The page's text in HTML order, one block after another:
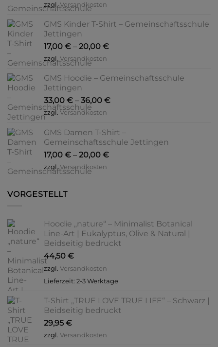
zzgl.Versandkosten
GMS Kinder T-Shirt – Gemeinschaftsschule
Jettingen
17,00 € – 20,00 €
zzgl.Versandkosten
GMS Hoodie – Gemeinschaftsschule
Jettingen
33,00 € – 36,00 €
zzgl. Versandkosten
GMS Damen T-Shirt –
Gemeinschaftsschule Jettingen
17,00 € – 20,00 €
zzgl.Versandkosten
VORGESTELLT
Hoodie „nature“ – Minimalist Botanical
Line-Art | Eukalyptus, Olive & Natural |
Beidseitig bedruckt
44,50 €
zzgl. Versandkosten
Lieferzeit: 2-3 Werktage
T-Shirt „TRUE LOVE TRUE LIFE“ – Schwarz |
Beidseitig bedruckt
29,95 €
zzgl. Versandkosten